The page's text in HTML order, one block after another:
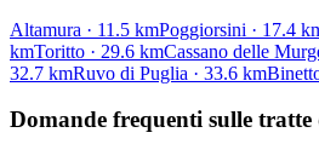
Altamura · 11.5 kmPoggiorsini · 17.4
kmToritto · 29.6 kmCassano delle
32.7 kmRuvo di Puglia · 33.6 km
Domande frequenti sulle tratte